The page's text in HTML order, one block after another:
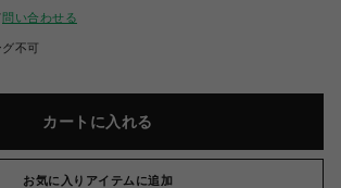
問い合わせる
不可
カートに入れる
お気に入りアイテムに追加